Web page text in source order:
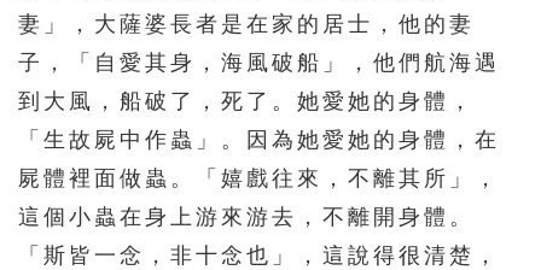
妻」，大薩婆長者是在家的居士，他的妻
子，「自愛其身，海風破船」，他們航海遇
到大風，船破了，死了。她愛她的身體，
「生故屍中作蟲」。因為她愛她的身體，在
屍體裡面做蟲。「嬉戲往來，不離其所」，
這個小蟲在身上游來游去，不離開身體。
「斯皆一念，非十念也」，這說得很清楚，